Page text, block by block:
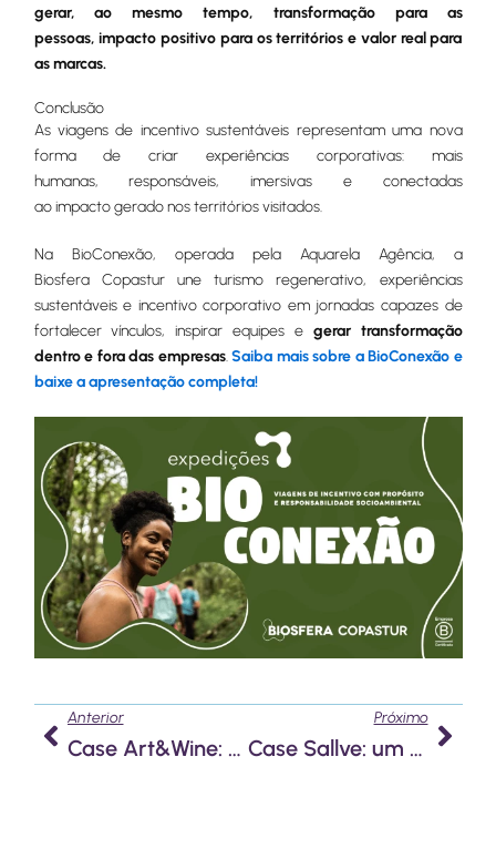
gerar, ao mesmo tempo, transformação para as
pessoas, impacto positivo para os territórios e valor real para
as marcas.
Conclusão
As viagens de incentivo sustentáveis representam uma nova
forma de criar experiências corporativas: mais
humanas, responsáveis, imersivas e conectadas
ao impacto gerado nos territórios visitados.
Na BioConexão, operada pela Aquarela Agência, a
Biosfera Copastur une turismo regenerativo, experiências
sustentáveis e incentivo corporativo em jornadas capazes de
fortalecer vínculos, inspirar equipes e gerar transformação
dentro e fora das empresas.Saiba mais sobre a BioConexão e
baixe a apresentação completa!
Anterior
Anterior
Case Art&Wine: como a Aquarela uniu criatividade e gastronomia em uma experiência imersiva
Próximo
Case Sallve: um evento acolhedor para conexão, foco e estratégia